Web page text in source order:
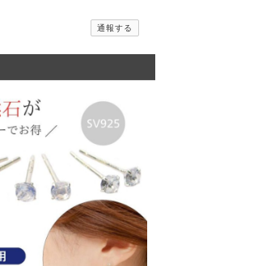
通報する